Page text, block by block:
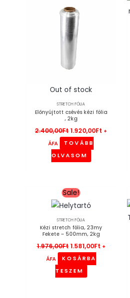
Out of stock
STRETCH FÓLIA
Előnyújtott csévés kézi fólia
, 2kg
2.400,00Ft
2.400,00Ft.
1.920,00Ft +
ÁFA
TOVÁBB
OLVASOM
Sale!
STRETCH FÓLIA
Kézi stretch fólia, 23my
Fekete – 500mm, 2kg
1.976,00Ft
Original
price
was:
1.581,00Ft +
ÁFA
KOSÁRBA
TESZEM